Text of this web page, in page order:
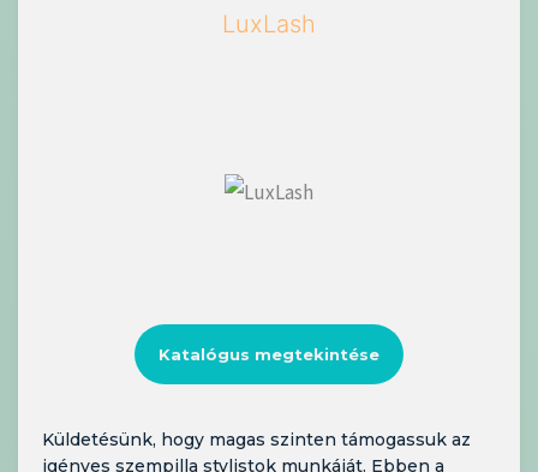
LuxLash
Katalógus megtekintése
Küldetésünk, hogy magas szinten támogassuk az
igényes szempilla stylistok munkáját. Ebben a